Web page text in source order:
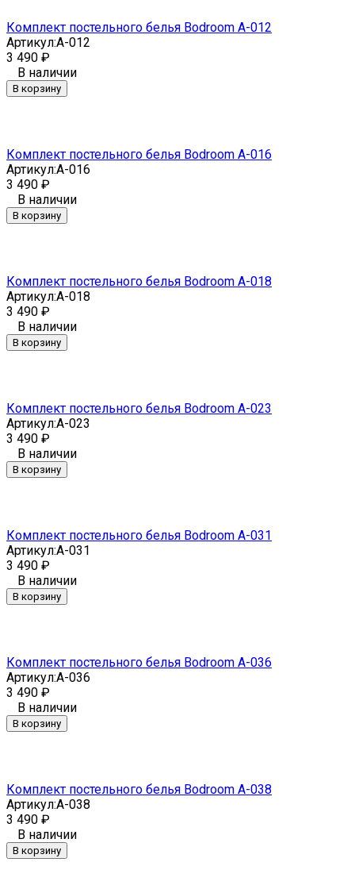
Комплект постельного белья Bodroom A-012
Артикул:A-012
3 490 ₽
В наличии
В корзину
Комплект постельного белья Bodroom A-016
Артикул:A-016
3 490 ₽
В наличии
В корзину
Комплект постельного белья Bodroom A-018
Артикул:A-018
3 490 ₽
В наличии
В корзину
Комплект постельного белья Bodroom A-023
Артикул:A-023
3 490 ₽
В наличии
В корзину
Комплект постельного белья Bodroom A-031
Артикул:A-031
3 490 ₽
В наличии
В корзину
Комплект постельного белья Bodroom A-036
Артикул:A-036
3 490 ₽
В наличии
В корзину
Комплект постельного белья Bodroom A-038
Артикул:A-038
3 490 ₽
В наличии
В корзину